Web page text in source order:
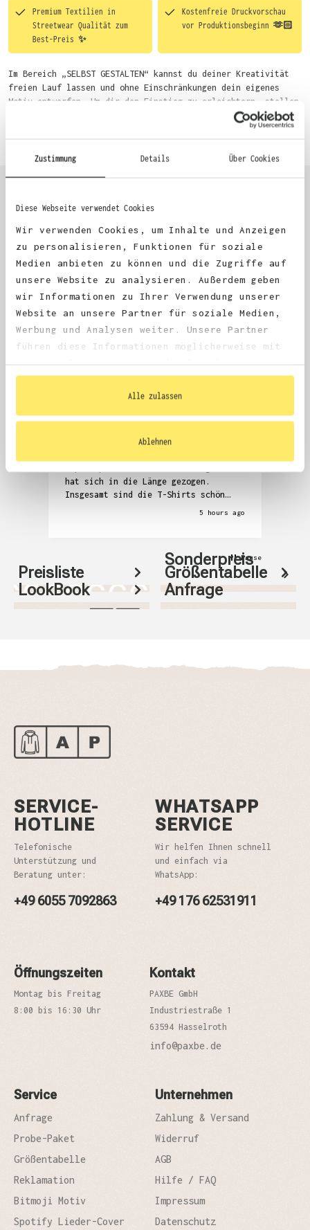
Zustimmung Details Über Cookies
Diese Webseite verwendet Cookies
Wir verwenden Cookies, um Inhalte und Anzeigen
zu personalisieren, Funktionen für soziale
Medien anbieten zu können und die Zugriffe auf
unsere Website zu analysieren. Außerdem geben
wir Informationen zu Ihrer Verwendung unserer
Website an unsere Partner für soziale Medien,
Werbung und Analysen weiter. Unsere Partner
führen diese Informationen möglicherweise mit
bereitgestellt haben oder die sie im Rahmen
Ihrer Nutzung der Dienste gesammelt haben.
Alle zulassen
Ablehnen
Premium Textilien in
Streetwear Qualität zum
Best-Preis ✨
Kostenfreie Druckvorschau
vor Produktionsbeginn 🫶🏻
Im Bereich „SELBST GESTALTEN“ kannst du deiner Kreativität
freien Lauf lassen und ohne Einschränkungen dein eigenes
Motiv entwerfen. Um dir den Einstieg zu erleichtern, stellen
wir eine von unseren Designern vorgefertigte Vorlage bereit.
Wähle einfach deine Wunsch-Produkte auf dieser Seite aus und
du auch bequem über das Bestellformular, per E-Mail oder
KUNDEN FEEDBACK 🫶
Excellent
4.68 average
1,981 reviews
Die Kommunikation zur Überprüfung der
hat sich in die Länge gezogen.
Insgesamt sind die T-Shirts schön
geworden, aber auch relativ teuer.
5 hours ago
Pause
Preisliste
Größentabelle
LookBook
Sonderpreis
Anfrage
SERVICE-
HOTLINE
Telefonische
Unterstützung und
Beratung unter:
+49 6055 7092863
WHATSAPP
SERVICE
Wir helfen Ihnen schnell
und einfach via
WhatsApp:
+49 176 62531911
Öffnungszeiten
Montag bis Freitag
8:00 bis 16:30 Uhr
Kontakt
PAXBE GmbH
Industriestraße 1
63594 Hasselroth
info@paxbe.de
Service
Anfrage
Probe-Paket
Größentabelle
Reklamation
Bitmoji Motiv
Spotify Lieder-Cover
Unternehmen
Zahlung & Versand
Widerruf
AGB
Hilfe / FAQ
Impressum
Datenschutz